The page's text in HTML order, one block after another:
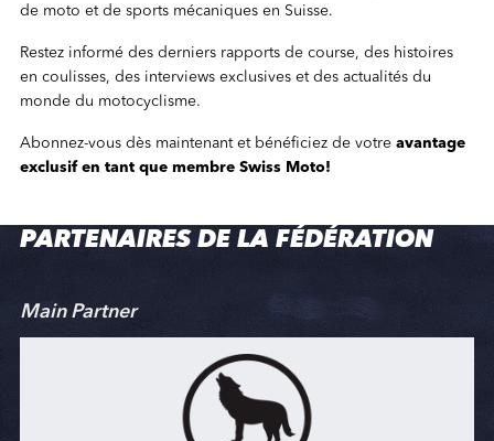
de moto et de sports mécaniques en Suisse.
Restez informé des derniers rapports de course, des histoires
en coulisses, des interviews exclusives et des actualités du
monde du motocyclisme.
Abonnez-vous dès maintenant et bénéficiez de votre avantage
exclusif en tant que membre Swiss Moto!
PARTENAIRES DE LA FÉDÉRATION
Main Partner